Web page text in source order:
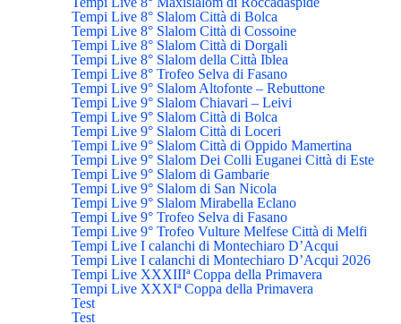
Tempi Live 8° Slalom Città di Bolca
Tempi Live 8° Slalom Città di Cossoine
Tempi Live 8° Slalom Città di Dorgali
Tempi Live 8° Slalom della Città Iblea
Tempi Live 8° Trofeo Selva di Fasano
Tempi Live 9° Slalom Altofonte – Rebuttone
Tempi Live 9° Slalom Chiavari – Leivi
Tempi Live 9° Slalom Città di Bolca
Tempi Live 9° Slalom Città di Loceri
Tempi Live 9° Slalom Città di Oppido Mamertina
Tempi Live 9° Slalom Dei Colli Euganei Città di Este
Tempi Live 9° Slalom di Gambarie
Tempi Live 9° Slalom di San Nicola
Tempi Live 9° Slalom Mirabella Eclano
Tempi Live 9° Trofeo Selva di Fasano
Tempi Live 9° Trofeo Vulture Melfese Città di Melfi
Tempi Live I calanchi di Montechiaro D’Acqui
Tempi Live I calanchi di Montechiaro D’Acqui 2026
Tempi Live XXXIIIª Coppa della Primavera
Tempi Live XXXIª Coppa della Primavera
Test
Test